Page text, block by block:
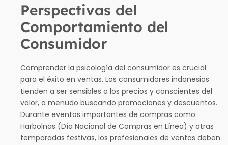
Perspectivas del
Comportamiento del
Consumidor
Comprender la psicología del consumidor es crucial
para el éxito en ventas. Los consumidores indonesios
tienden a ser sensibles a los precios y conscientes del
valor, a menudo buscando promociones y descuentos.
Durante eventos importantes de compras como
Harbolnas (Día Nacional de Compras en Línea) y otras
temporadas festivas, los profesionales de ventas deben